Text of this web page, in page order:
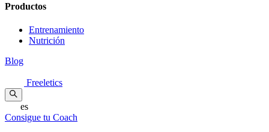
Productos
Entrenamiento
Nutrición
Blog
Freeletics
es
Consigue tu Coach